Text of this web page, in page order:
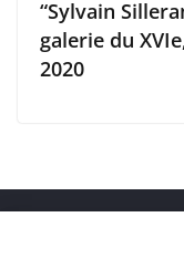
“Sylvain
galerie du
2020